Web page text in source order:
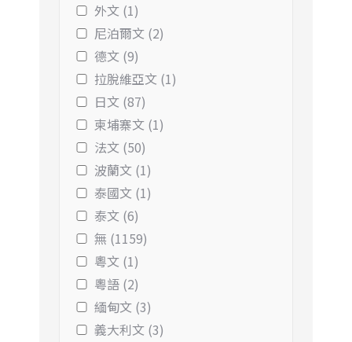
外文 (1)
尼泊爾文 (2)
德文 (9)
拉脫維亞文 (1)
日文 (87)
柬埔寨文 (1)
法文 (50)
波蘭文 (1)
泰國文 (1)
泰文 (6)
無 (1159)
粵文 (1)
粵語 (2)
緬甸文 (3)
義大利文 (3)